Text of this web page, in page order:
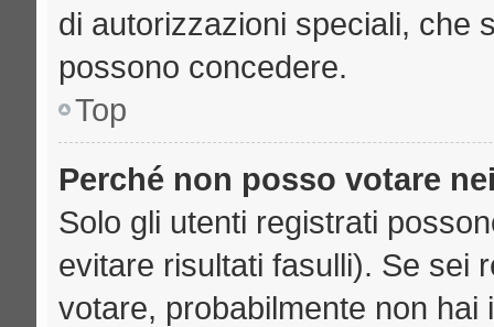
di autorizzazioni speciali, che
possono concedere.
Top
Perché non posso votare
Solo gli utenti registrati
evitare risultati fasulli). Se sei
votare, probabilmente non hai